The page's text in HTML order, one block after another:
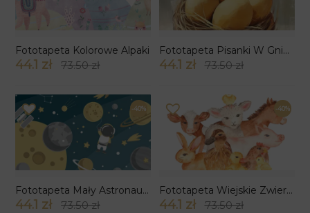
Fototapeta Kolorowe Alpaki
44.1 zł 73.50 zł
Fototapeta Pisanki W Gniazdku
44.1 zł 73.50 zł
-40%
Fototapeta Mały Astronauta
44.1 zł 73.50 zł
-40%
Fototapeta Wiejskie Zwierzątka
44.1 zł 73.50 zł